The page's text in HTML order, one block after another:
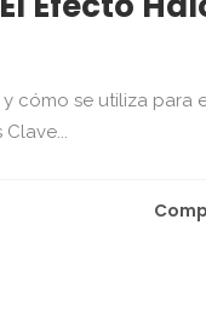
cómo se utiliza para